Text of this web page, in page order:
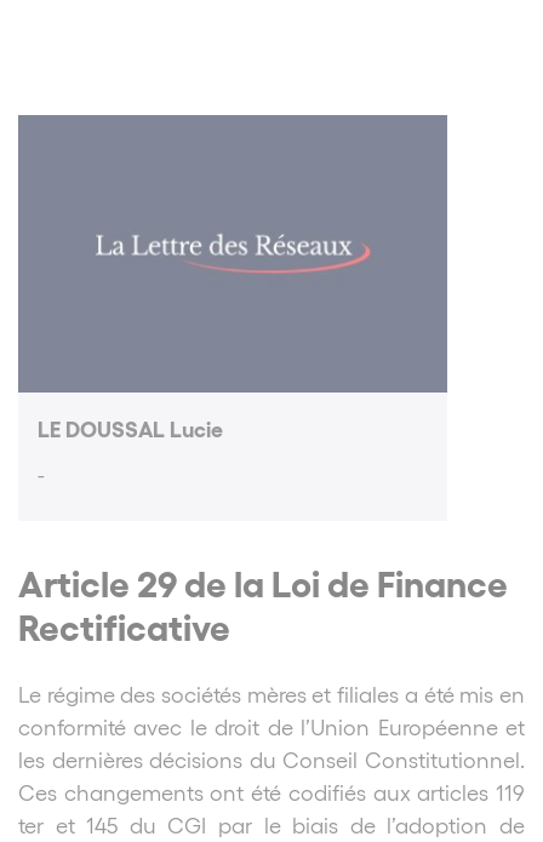
LE DOUSSAL Lucie
-
Article 29 de la Loi de Finance
Rectificative
Le régime des sociétés mères et filiales a été mis en
conformité avec le droit de l’Union Européenne et
les dernières décisions du Conseil Constitutionnel.
Ces changements ont été codifiés aux articles 119
ter et 145 du CGI par le biais de l’adoption de